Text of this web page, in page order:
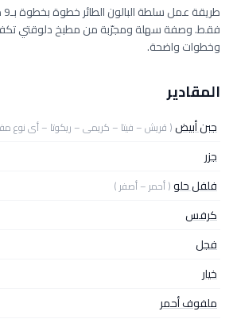
وخطوات واضحة.
المقادير
جبن أبيض( قريش – فيتا – كريمى – ريكوتا – أى نوع
جزر
فلفل حلو( أحمر – أصفر )
كرفس
فجل
خيار
ملفوف أحمر